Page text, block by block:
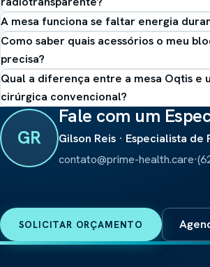
A mesa funciona se faltar energia
Como saber quais acessórios o meu
precisa?
Qual a diferença entre a mesa Oqtis e
cirúrgica convencional?
GR
Fale com um
Gilson Reis · Especialista de
contato@prime-health.care·
SOLICITAR ORÇAMENTO